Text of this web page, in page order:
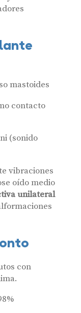
mastoides
contacto
(sonido
vibraciones
oído medio
unilateral
con